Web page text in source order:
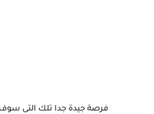
فرصة جيدة جدا تلك التى